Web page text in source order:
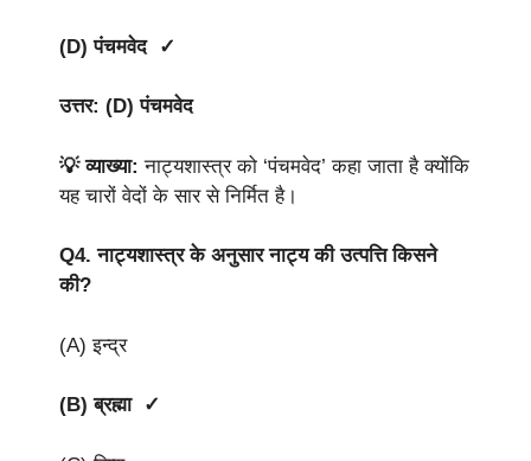
(D) पंचमवेद ✓
उत्तर: (D) पंचमवेद
💡 व्याख्या:नाट्यशास्त्र को ‘पंचमवेद’ कहा जाता है क्योंकि
यह चारों वेदों के सार से निर्मित है।
Q4.नाट्यशास्त्र के अनुसार नाट्य की उत्पत्ति किसने
की?
(A) इन्द्र
(B) ब्रह्मा ✓